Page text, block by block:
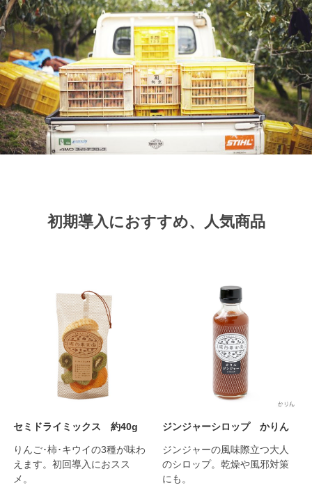
初期導入におすすめ、人気商品
りんご･柿･キウイの3種が味わ
えます。初回導入におスス
メ。
セミドライミックス 約40g
ジンジャーの風味際立つ大人
のシロップ。乾燥や風邪対策
にも。
ジンジャーシロップ かりん